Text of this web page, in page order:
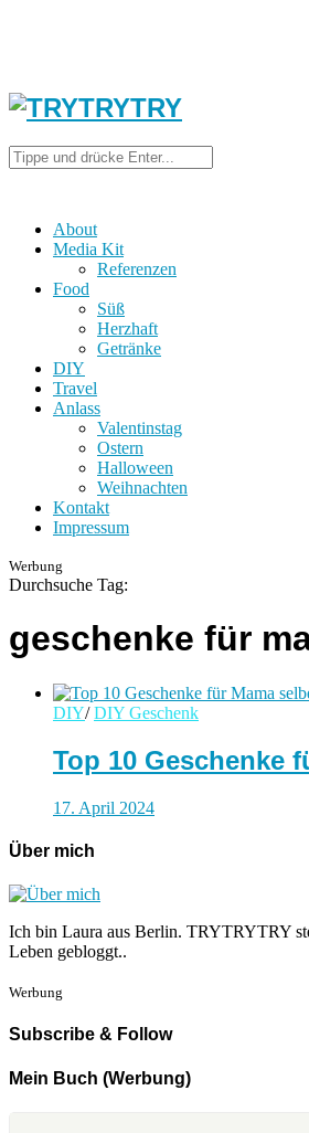
About
Media Kit
Referenzen
Food
Süß
Herzhaft
Getränke
DIY
Travel
Anlass
Valentinstag
Ostern
Halloween
Weihnachten
Kontakt
Impressum
Werbung
Durchsuche Tag:
geschenke für
DIY/ DIY Geschenk
Top 10 Geschenke
17. April 2024
Über mich
Ich bin Laura aus Berlin. TRYTRYTRY
Leben gebloggt..
Werbung
Subscribe & Follow
Mein Buch (Werbung)